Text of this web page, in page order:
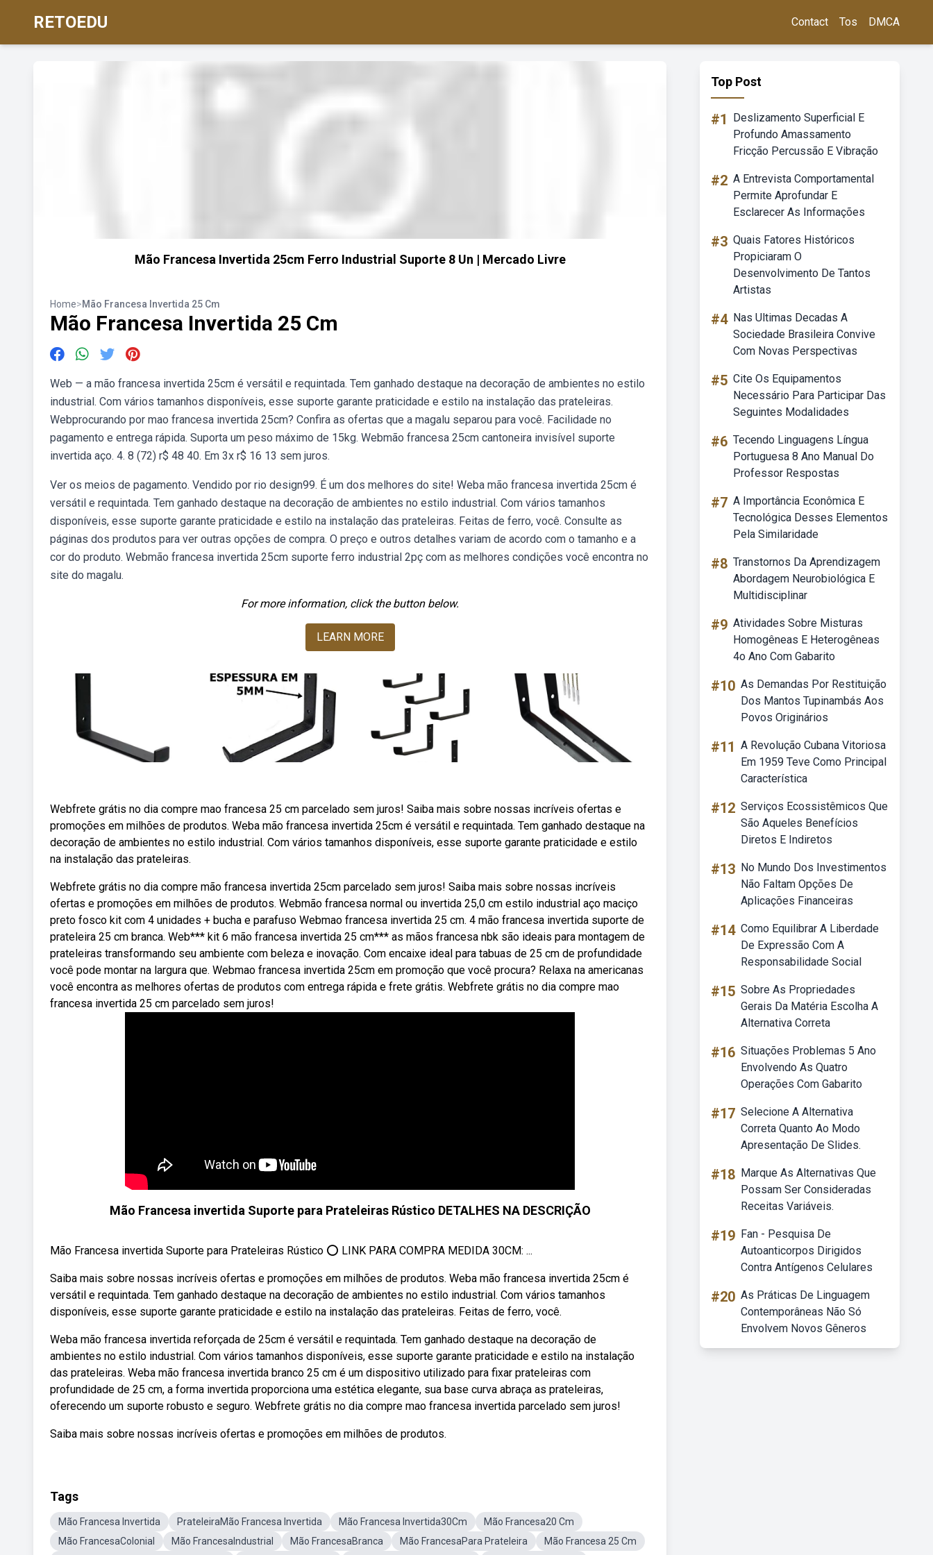
RETOEDU Contact Tos DMCA
Mão Francesa Invertida 25cm Ferro Industrial Suporte 8 Un | Mercado Livre
Home>Mão Francesa Invertida 25 Cm
Mão Francesa Invertida 25 Cm
Web — a mão francesa invertida 25cm é versátil e requintada. Tem ganhado destaque na decoração de ambientes no estilo
industrial. Com vários tamanhos disponíveis, esse suporte garante praticidade e estilo na instalação das prateleiras.
Webprocurando por mao francesa invertida 25cm? Confira as ofertas que a magalu separou para você. Facilidade no
pagamento e entrega rápida. Suporta um peso máximo de 15kg. Webmão francesa 25cm cantoneira invisível suporte
invertida aço. 4. 8 (72) r$ 48 40. Em 3x r$ 16 13 sem juros.
Ver os meios de pagamento. Vendido por rio design99. É um dos melhores do site! Weba mão francesa invertida 25cm é
versátil e requintada. Tem ganhado destaque na decoração de ambientes no estilo industrial. Com vários tamanhos
disponíveis, esse suporte garante praticidade e estilo na instalação das prateleiras. Feitas de ferro, você. Consulte as
páginas dos produtos para ver outras opções de compra. O preço e outros detalhes variam de acordo com o tamanho e a
cor do produto. Webmão francesa invertida 25cm suporte ferro industrial 2pç com as melhores condições você encontra no
site do magalu.
For more information, click the button below.
LEARN MORE
Webfrete grátis no dia compre mao francesa 25 cm parcelado sem juros! Saiba mais sobre nossas incríveis ofertas e
promoções em milhões de produtos. Weba mão francesa invertida 25cm é versátil e requintada. Tem ganhado destaque na
decoração de ambientes no estilo industrial. Com vários tamanhos disponíveis, esse suporte garante praticidade e estilo
na instalação das prateleiras.
Webfrete grátis no dia compre mão francesa invertida 25cm parcelado sem juros! Saiba mais sobre nossas incríveis
ofertas e promoções em milhões de produtos. Webmão francesa normal ou invertida 25,0 cm estilo industrial aço maciço
preto fosco kit com 4 unidades + bucha e parafuso Webmao francesa invertida 25 cm. 4 mão francesa invertida suporte de
prateleira 25 cm branca. Web*** kit 6 mão francesa invertida 25 cm*** as mãos francesa nbk são ideais para montagem de
prateleiras transformando seu ambiente com beleza e inovação. Com encaixe ideal para tabuas de 25 cm de profundidade
você pode montar na largura que. Webmao francesa invertida 25cm em promoção que você procura? Relaxa na americanas
você encontra as melhores ofertas de produtos com entrega rápida e frete grátis. Webfrete grátis no dia compre mao
francesa invertida 25 cm parcelado sem juros!
Mão Francesa invertida Suporte para Prateleiras Rústico DETALHES NA DESCRIÇÃO
Mão Francesa invertida Suporte para Prateleiras Rústico ⭕ LINK PARA COMPRA MEDIDA 30CM: ...
Saiba mais sobre nossas incríveis ofertas e promoções em milhões de produtos. Weba mão francesa invertida 25cm é
versátil e requintada. Tem ganhado destaque na decoração de ambientes no estilo industrial. Com vários tamanhos
disponíveis, esse suporte garante praticidade e estilo na instalação das prateleiras. Feitas de ferro, você.
Weba mão francesa invertida reforçada de 25cm é versátil e requintada. Tem ganhado destaque na decoração de
ambientes no estilo industrial. Com vários tamanhos disponíveis, esse suporte garante praticidade e estilo na instalação
das prateleiras. Weba mão francesa invertida branco 25 cm é um dispositivo utilizado para fixar prateleiras com
profundidade de 25 cm, a forma invertida proporciona uma estética elegante, sua base curva abraça as prateleiras,
oferecendo um suporte robusto e seguro. Webfrete grátis no dia compre mao francesa invertida parcelado sem juros!
Saiba mais sobre nossas incríveis ofertas e promoções em milhões de produtos.
Tags
Mão Francesa Invertida PrateleiraMão Francesa Invertida Mão Francesa Invertida30Cm
Mão Francesa20 Cm
Mão FrancesaColonial
Mão FrancesaIndustrial Mão FrancesaBranca Mão FrancesaPara Prateleira
Mão Francesa 25 Cm
Top Post
#1
Deslizamento Superficial E
Profundo Amassamento
Fricção Percussão E Vibração
#2 A Entrevista Comportamental
Permite Aprofundar E
Esclarecer As Informações
#3 Quais Fatores Históricos
Propiciaram O
Desenvolvimento De Tantos
Artistas
#4 Nas Ultimas Decadas A
Sociedade Brasileira Convive
Com Novas Perspectivas
#5 Cite Os Equipamentos
Necessário Para Participar Das
Seguintes Modalidades
#6 Tecendo Linguagens Língua
Portuguesa 8 Ano Manual Do
Professor Respostas
#7 A Importância Econômica E
Tecnológica Desses Elementos
Pela Similaridade
#8 Transtornos Da Aprendizagem
Abordagem Neurobiológica E
Multidisciplinar
#9 Atividades Sobre Misturas
Homogêneas E Heterogêneas
4o Ano Com Gabarito
#10 As Demandas Por Restituição
Dos Mantos Tupinambás Aos
Povos Originários
#11 A Revolução Cubana Vitoriosa
Em 1959 Teve Como Principal
Característica
#12 Serviços Ecossistêmicos Que
São Aqueles Benefícios
Diretos E Indiretos
#13 No Mundo Dos Investimentos
Não Faltam Opções De
Aplicações Financeiras
#14 Como Equilibrar A Liberdade
De Expressão Com A
Responsabilidade Social
#15 Sobre As Propriedades
Gerais Da Matéria Escolha A
Alternativa Correta
#16 Situações Problemas 5 Ano
Envolvendo As Quatro
Operações Com Gabarito
#17 Selecione A Alternativa
Correta Quanto Ao Modo
Apresentação De Slides.
#18 Marque As Alternativas Que
Possam Ser Consideradas
Receitas Variáveis.
#19 Fan - Pesquisa De
Autoanticorpos Dirigidos
Contra Antígenos Celulares
#20 As Práticas De Linguagem
Contemporâneas Não Só
Envolvem Novos Gêneros